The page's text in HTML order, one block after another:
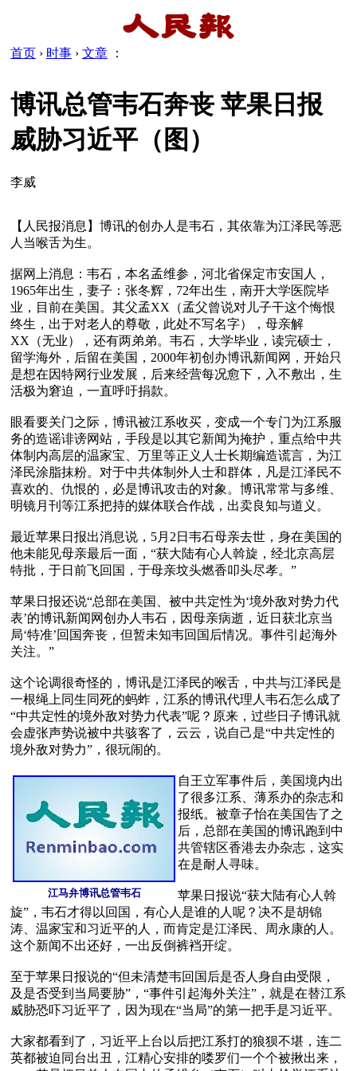
首页 › 时事 › 文章 ：
博讯总管韦石奔丧 苹果日报
威胁习近平（图）
李威
【人民报消息】博讯的创办人是韦石，其依靠为江泽民等恶
人当喉舌为生。
据网上消息：韦石，本名孟维参，河北省保定市安国人，
1965年出生，妻子：张冬辉，72年出生，南开大学医院毕
业，目前在美国。其父孟XX（孟父曾说对儿子干这个悔恨
终生，出于对老人的尊敬，此处不写名字），母亲解
XX（无业），还有两弟弟。韦石，大学毕业，读完硕士，
留学海外，后留在美国，2000年初创办博讯新闻网，开始只
是想在因特网行业发展，后来经营每况愈下，入不敷出，生
活极为窘迫，一直呼吁捐款。
眼看要关门之际，博讯被江系收买，变成一个专门为江系服
务的造谣诽谤网站，手段是以其它新闻为掩护，重点给中共
体制内高层的温家宝、万里等正义人士长期编造谎言，为江
泽民涂脂抹粉。对于中共体制外人士和群体，凡是江泽民不
喜欢的、仇恨的，必是博讯攻击的对象。博讯常常与多维、
明镜月刊等江系把持的媒体联合作战，出卖良知与道义。
最近苹果日报出消息说，5月2日韦石母亲去世，身在美国的
他未能见母亲最后一面，“获大陆有心人斡旋，经北京高层
特批，于日前飞回国，于母亲坟头燃香叩头尽孝。”
苹果日报还说“总部在美国、被中共定性为‘境外敌对势力代
表’的博讯新闻网创办人韦石，因母亲病逝，近日获北京当
局‘特准’回国奔丧，但暂未知韦回国后情况。事件引起海外
关注。”
这个论调很奇怪的，博讯是江泽民的喉舌，中共与江泽民是
一根绳上同生同死的蚂蚱，江系的博讯代理人韦石怎么成了
“中共定性的境外敌对势力代表”呢？原来，过些日子博讯就
会虚张声势说被中共骇客了，云云，说自己是“中共定性的
境外敌对势力”，很玩闹的。
江马弁博讯总管韦石
自王立军事件后，美国境内出
了很多江系、薄系办的杂志和
报纸。被章子怡在美国告了之
后，总部在美国的博讯跑到中
共管辖区香港去办杂志，这实
在是耐人寻味。
苹果日报说“获大陆有心人斡
旋”，韦石才得以回国，有心人是谁的人呢？决不是胡锦
涛、温家宝和习近平的人，而肯定是江泽民、周永康的人。
这个新闻不出还好，一出反倒裤裆开绽。
至于苹果日报说的“但未清楚韦回国后是否人身自由受限，
及是否受到当局要胁”，“事件引起海外关注”，就是在替江系
威胁恐吓习近平了，因为现在“当局”的第一把手是习近平。
大家都看到了，习近平上台以后把江系打的狼狈不堪，连二
英都被迫同台出丑，江精心安排的喽罗们一个个被揪出来，